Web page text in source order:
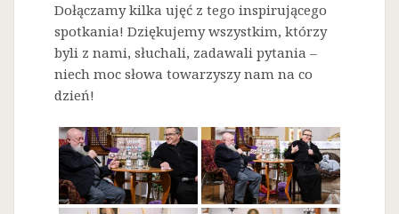
Dołączamy kilka ujęć z tego inspirującego
spotkania! Dziękujemy wszystkim, którzy
byli z nami, słuchali, zadawali pytania –
niech moc słowa towarzyszy nam na co
dzień!